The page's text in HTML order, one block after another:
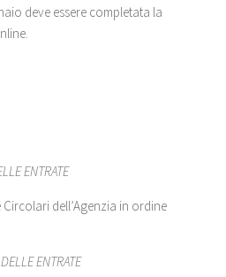
deve essere completata la
ENTRATE
dell’Agenzia in ordine
ENTRATE